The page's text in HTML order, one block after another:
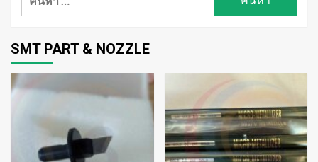
SMT PART & NOZZLE